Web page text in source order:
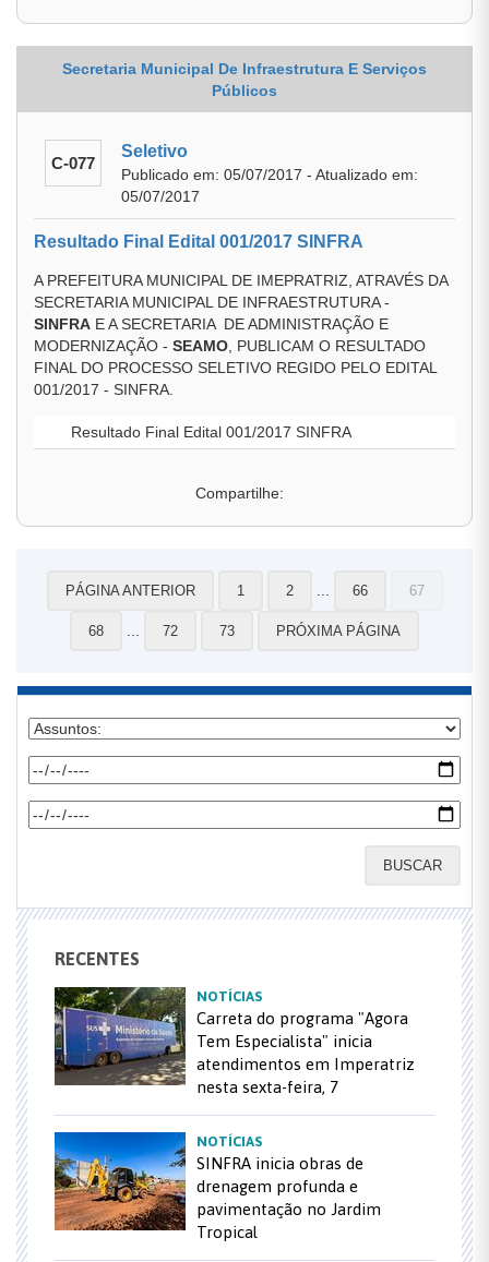
Secretaria Municipal De Infraestrutura E Serviços
Públicos
C-077
Seletivo
Publicado em: 05/07/2017 - Atualizado em:
05/07/2017
Resultado Final Edital 001/2017 SINFRA
A PREFEITURA MUNICIPAL DE IMEPRATRIZ, ATRAVÉS DA
SECRETARIA MUNICIPAL DE INFRAESTRUTURA -
SINFRA E A SECRETARIA DE ADMINISTRAÇÃO E
MODERNIZAÇÃO - SEAMO , PUBLICAM O RESULTADO
FINAL DO PROCESSO SELETIVO REGIDO PELO EDITAL
001/2017 - SINFRA.
Resultado Final Edital 001/2017 SINFRA
Compartilhe:
PÁGINA ANTERIOR 1 2 66 67
68 72 73 PRÓXIMA PÁGINA
BUSCAR
RECENTES
NOTÍCIAS
Carreta do programa "Agora
Tem Especialista" inicia
atendimentos em Imperatriz
nesta sexta-feira, 7
NOTÍCIAS
SINFRA inicia obras de
drenagem profunda e
pavimentação no Jardim
Tropical